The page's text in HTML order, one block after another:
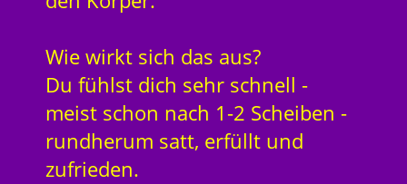
Wie wirkt sich das aus?
Du fühlst dich sehr schnell -
meist schon nach 1-2 Scheiben -
rundherum satt, erfüllt und
zufrieden.